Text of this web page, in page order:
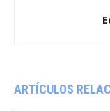
ARTÍCULOS